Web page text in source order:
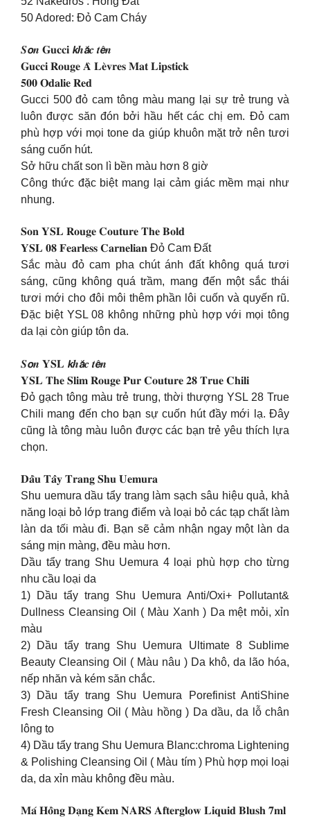
50 Adored: Đỏ Cam Cháy
𝑺𝙤𝒏 𝐆𝐮𝐜𝐜𝐢 𝙠𝒉𝙖̆́𝒄 𝒕𝙚̂𝒏
𝐆𝐮𝐜𝐜𝐢 𝐑𝐨𝐮𝐠𝐞 𝐀̀ 𝐋𝐞̀𝐯𝐫𝐞𝐬 𝐌𝐚𝐭 𝐋𝐢𝐩𝐬𝐭𝐢𝐜𝐤
𝟓𝟎𝟎 𝐎𝐝𝐚𝐥𝐢𝐞 𝐑𝐞𝐝
Gucci 500 đỏ cam tông màu mang lại sự trẻ trung và
luôn được săn đón bởi hầu hết các chị em. Đỏ cam
phù hợp với mọi tone da giúp khuôn mặt trở nên tươi
sáng cuốn hút.
Sở hữu chất son lì bền màu hơn 8 giờ
Công thức đặc biệt mang lại cảm giác mềm mại như
nhung.
𝐒𝐨𝐧 𝐘𝐒𝐋 𝐑𝐨𝐮𝐠𝐞 𝐂𝐨𝐮𝐭𝐮𝐫𝐞 𝐓𝐡𝐞 𝐁𝐨𝐥𝐝
𝐘𝐒𝐋 𝟎𝟖 𝐅𝐞𝐚𝐫𝐥𝐞𝐬𝐬 𝐂𝐚𝐫𝐧𝐞𝐥𝐢𝐚𝐧 Đỏ Cam Đất
Sắc màu đỏ cam pha chút ánh đất không quá tươi
sáng, cũng không quá trầm, mang đến một sắc thái
tươi mới cho đôi môi thêm phần lôi cuốn và quyến rũ.
Đặc biệt YSL 08 không những phù hợp với mọi tông
da lại còn giúp tôn da.
𝑺𝙤𝒏 𝐘𝐒𝐋 𝙠𝒉𝙖̆́𝒄 𝒕𝙚̂𝒏
𝐘𝐒𝐋 𝐓𝐡𝐞 𝐒𝐥𝐢𝐦 𝐑𝐨𝐮𝐠𝐞 𝐏𝐮𝐫 𝐂𝐨𝐮𝐭𝐮𝐫𝐞 𝟐𝟖 𝐓𝐫𝐮𝐞 𝐂𝐡𝐢𝐥𝐢
Đỏ gạch tông màu trẻ trung, thời thượng YSL 28 True
Chili mang đến cho bạn sự cuốn hút đầy mới lạ. Đây
cũng là tông màu luôn được các bạn trẻ yêu thích lựa
chọn.
𝐃𝐚̂̀𝐮 𝐓𝐚̂̉𝐲 𝐓𝐫𝐚𝐧𝐠 𝐒𝐡𝐮 𝐔𝐞𝐦𝐮𝐫𝐚
Shu uemura dầu tẩy trang làm sạch sâu hiệu quả, khả
năng loại bỏ lớp trang điểm và loại bỏ các tạp chất làm
làn da tối màu đi. Bạn sẽ cảm nhận ngay một làn da
sáng mịn màng, đều màu hơn.
Dầu tẩy trang Shu Uemura 4 loại phù hợp cho từng
nhu cầu loại da
1) Dầu tẩy trang Shu Uemura Anti/Oxi+ Pollutant&
Dullness Cleansing Oil ( Màu Xanh ) Da mệt mỏi, xỉn
màu
2) Dầu tẩy trang Shu Uemura Ultimate 8 Sublime
Beauty Cleansing Oil ( Màu nâu ) Da khô, da lão hóa,
nếp nhăn và kém săn chắc.
3) Dầu tẩy trang Shu Uemura Porefinist AntiShine
Fresh Cleansing Oil ( Màu hồng ) Da dầu, da lỗ chân
lông to
4) Dầu tẩy trang Shu Uemura Blanc:chroma Lightening
& Polishing Cleansing Oil ( Màu tím ) Phù hợp mọi loại
da, da xỉn màu không đều màu.
𝐌𝐚́ 𝐇𝐨̂̀𝐧𝐠 𝐃𝐚̣𝐧𝐠 𝐊𝐞𝐦 𝐍𝐀𝐑𝐒 𝐀𝐟𝐭𝐞𝐫𝐠𝐥𝐨𝐰 𝐋𝐢𝐪𝐮𝐢𝐝 𝐁𝐥𝐮𝐬𝐡 𝟕𝐦𝐥